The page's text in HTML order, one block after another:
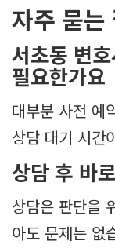
자주 묻는
서초동 변
필요한가요
대부분 사전 예
상담 대기 시간
상담 후 바
상담은 판단을
아도 문제는 없